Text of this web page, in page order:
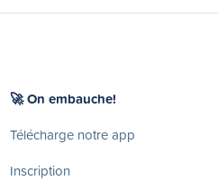
🚀 On embauche!
Télécharge notre app
Inscription